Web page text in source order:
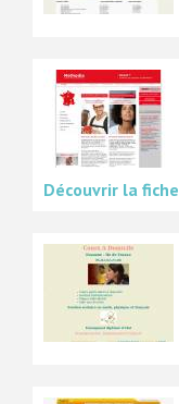
Découvrir la fiche